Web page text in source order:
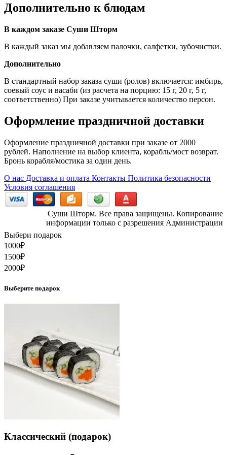
Дополнительно к блюдам
В каждом заказе Суши Шторм
В каждый заказ мы добавляем палочки, салфетки, зубочистки.
Дополнительно
В стандартный набор заказа суши (ролов) включается: имбирь,
соевый соус и васаби (из расчета на порцию: 15 г, 20 г, 5 г,
соответственно) При заказе учитывается количество персон.
Оформление праздничной доставки
Оформление праздничной доставки при заказе от 2000
рублей. Наполнение на выбор клиента, корабль/мост возврат.
Бронь корабля/мостика за один день.
О нас Доставка и оплата Контакты Политика безопасности
Условия соглашения
Суши Шторм. Все права защищены. Копирование
информации только с разрешения Администрации
Выбери подарок
1000₽
1500₽
2000₽
Выберите подарок
Классический (подарок)